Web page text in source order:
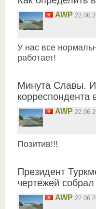
AWP
У нас все
работает!
Минута Славы.
корреспондента
AWP
Позитив!!!
Президент
чертежей
AWP